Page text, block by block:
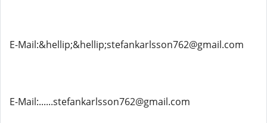
E-Mail:&hellip;&hellip;stefankarlsson762@gmail.com
E-Mail:......stefankarlsson762@gmail.com